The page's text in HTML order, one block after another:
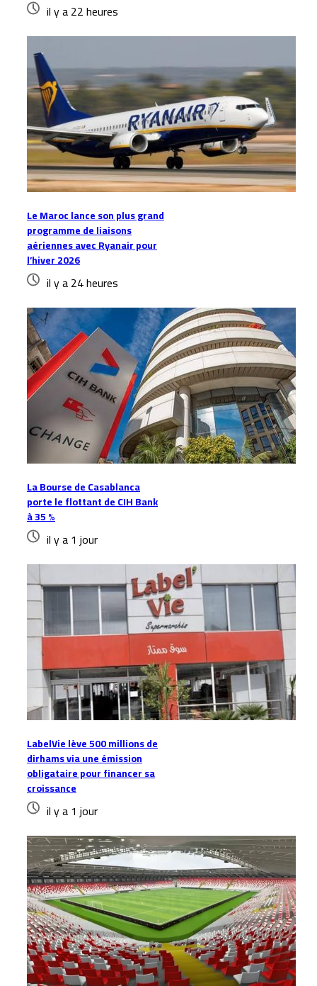
il y a 22 heures
Le Maroc lance son plus grand
programme de liaisons
aériennes avec Ryanair pour
l’hiver 2026
il y a 24 heures
La Bourse de Casablanca
porte le flottant de CIH Bank
à 35 %
il y a 1 jour
LabelVie lève 500 millions de
dirhams via une émission
obligataire pour financer sa
croissance
il y a 1 jour